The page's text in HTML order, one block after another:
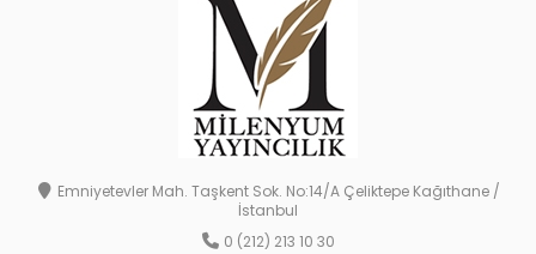
Emniyetevler Mah. Taşkent Sok. No:14/A Çeliktepe Kağıthane /
İstanbul
0 (212) 213 10 30